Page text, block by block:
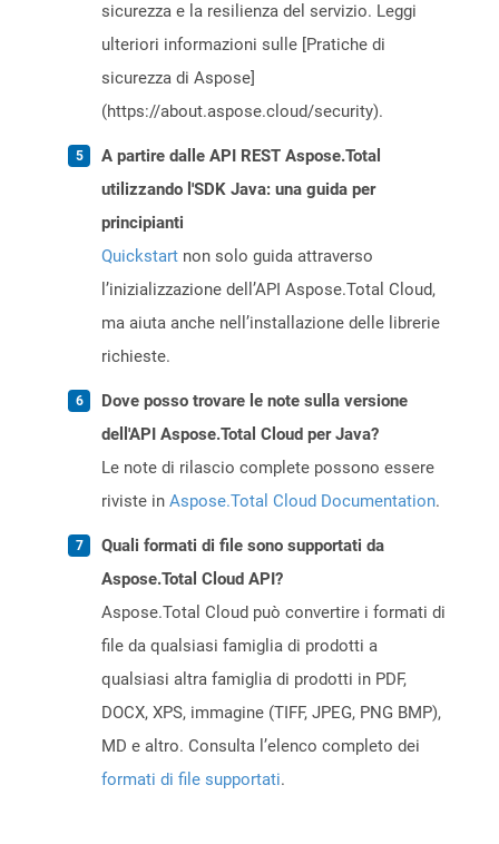
sicurezza e la resilienza del servizio. Leggi
ulteriori informazioni sulle [Pratiche di
sicurezza di Aspose]
(https://about.aspose.cloud/security).
A partire dalle API REST Aspose.Total
utilizzando l'SDK Java: una guida per
principianti
Quickstart non solo guida attraverso
l’inizializzazione dell’API Aspose.Total Cloud,
ma aiuta anche nell’installazione delle librerie
richieste.
Dove posso trovare le note sulla versione
dell'API Aspose.Total Cloud per Java?
Le note di rilascio complete possono essere
riviste in Aspose.Total Cloud Documentation.
Quali formati di file sono supportati da
Aspose.Total Cloud API?
Aspose.Total Cloud può convertire i formati di
file da qualsiasi famiglia di prodotti a
qualsiasi altra famiglia di prodotti in PDF,
DOCX, XPS, immagine (TIFF, JPEG, PNG BMP),
MD e altro. Consulta l’elenco completo dei
formati di file supportati.